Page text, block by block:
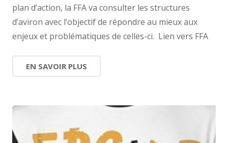
plan d’action, la FFA va consulter les structures
d’aviron avec l’objectif de répondre au mieux aux
enjeux et problématiques de celles-ci. Lien vers FFA
EN SAVOIR PLUS